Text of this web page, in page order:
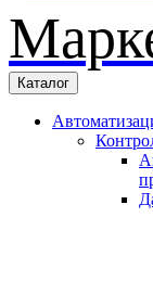
Каталог